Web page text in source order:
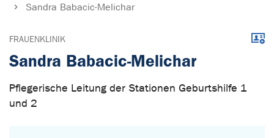
Sandra Babacic-Melichar
FRAUENKLINIK
Sandra Babacic-Melichar
Pflegerische Leitung der Stationen Geburtshilfe 1
und 2